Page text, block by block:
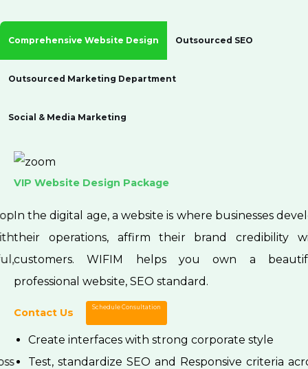
Comprehensive Website Design Outsourced SEO
Outsourced Marketing Department
Social & Media Marketing
VIP Website Design Package
In the digital age, a website is where businesses develop
their operations, affirm their brand credibility with
customers. WIFIM helps you own a beautiful,
professional website, SEO standard.
Contact Us Schedule Consultation
Create interfaces with strong corporate style
Test, standardize SEO and Responsive criteria across